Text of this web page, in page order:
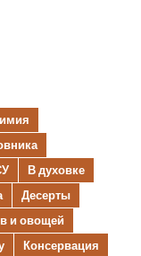
В духовке
Десерты
и овощей
Консервация